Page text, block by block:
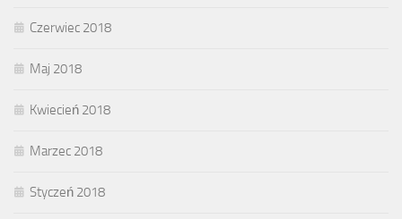
Czerwiec 2018
Maj 2018
Kwiecień 2018
Marzec 2018
Styczeń 2018